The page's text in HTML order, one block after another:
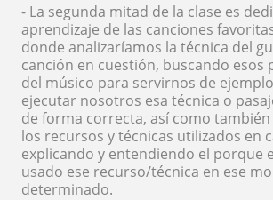
- La segunda mitad de la clase es
aprendizaje de las canciones
donde analizaríamos la técnica del
canción en cuestión, buscando esos
del músico para servirnos de
ejecutar nosotros esa técnica o
de forma correcta, así como
los recursos y técnicas utilizados en
explicando y entendiendo el porque
usado ese recurso/técnica en ese
determinado.